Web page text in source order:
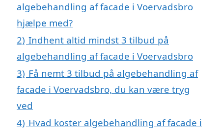
algebehandling af facade i Voervadsbro
hjælpe med?
2) Indhent altid mindst 3 tilbud på
algebehandling af facade i Voervadsbro
3) Få nemt 3 tilbud på algebehandling af
facade i Voervadsbro, du kan være tryg
ved
4) Hvad koster algebehandling af facade i